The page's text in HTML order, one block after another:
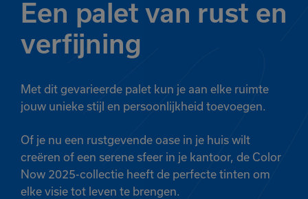
Een palet van rust en
verfijning
Met dit gevarieerde palet kun je aan elke ruimte
jouw unieke stijl en persoonlijkheid toevoegen.
Of je nu een rustgevende oase in je huis wilt
creëren of een serene sfeer in je kantoor, de Color
Now 2025-collectie heeft de perfecte tinten om
elke visie tot leven te brengen.